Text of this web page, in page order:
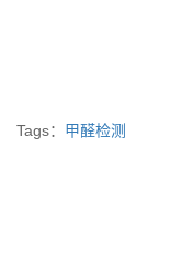
Tags： 甲醛检测